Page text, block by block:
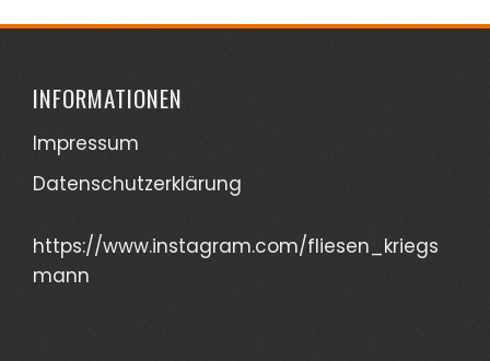
INFORMATIONEN
Impressum
Datenschutzerklärung
https://www.instagram.com/fliesen_kriegs
mann